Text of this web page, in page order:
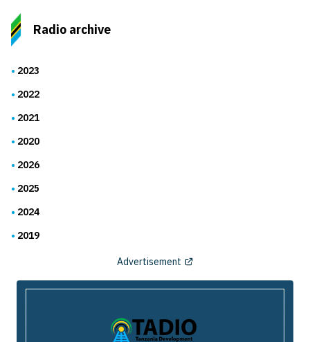
Radio archive
2023
2022
2021
2020
2026
2025
2024
2019
Advertisement